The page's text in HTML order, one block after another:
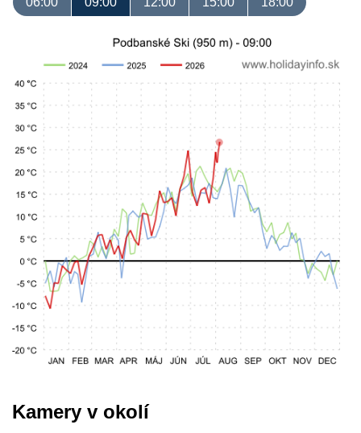
Kamery v okolí